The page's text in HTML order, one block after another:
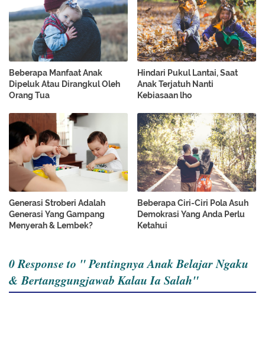
Beberapa Manfaat Anak
Dipeluk Atau Dirangkul Oleh
Orang Tua
Hindari Pukul Lantai, Saat
Anak Terjatuh Nanti
Kebiasaan lho
Generasi Stroberi Adalah
Generasi Yang Gampang
Menyerah & Lembek?
Beberapa Ciri-Ciri Pola Asuh
Demokrasi Yang Anda Perlu
Ketahui
0 Response to " Pentingnya Anak Belajar Ngaku
& Bertanggungjawab Kalau Ia Salah"